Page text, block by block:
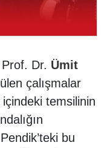
Prof. Dr. Ümit
çalışmalar
içindeki temsilinin
bu